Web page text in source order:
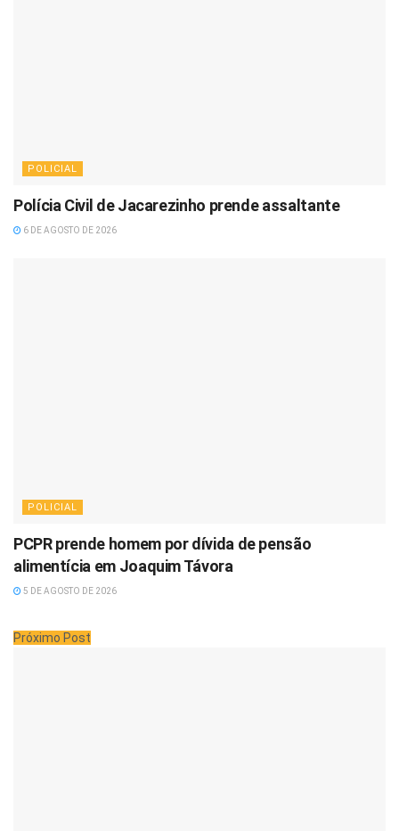
POLICIAL
Polícia Civil de Jacarezinho prende assaltante
6 DE AGOSTO DE 2026
POLICIAL
PCPR prende homem por dívida de pensão
alimentícia em Joaquim Távora
5 DE AGOSTO DE 2026
Próximo Post